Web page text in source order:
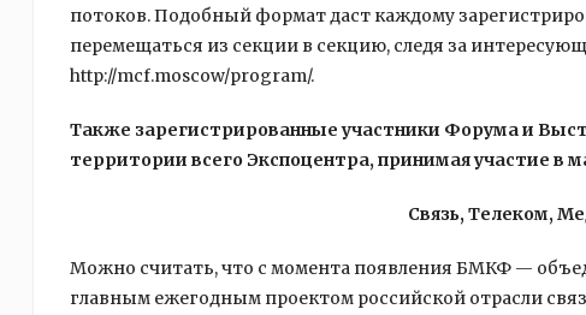
потоков. Подобный формат даст каждому
перемещаться из секции в секцию, следя за
http://mcf.moscow/program/.
Также зарегистрированные участники Форума и
территории всего Экспоцентра, принимая участие в
Связь, Телеком,
Можно считать, что с момента появления БМКФ —
главным ежегодным проектом российской отрасли